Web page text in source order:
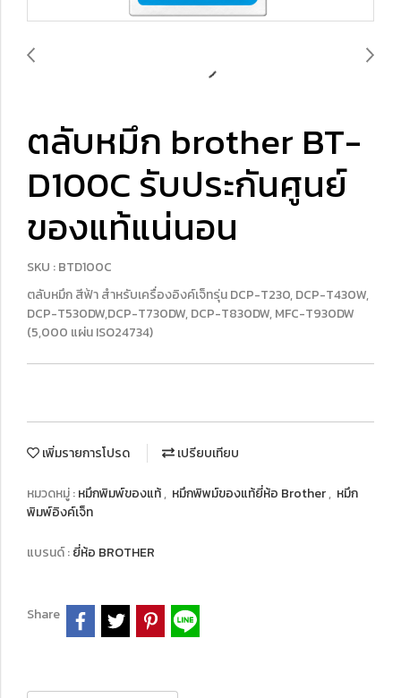
ตลับหมึก brother BT-
D100C รับประกันศูนย์
ของแท้แน่นอน
SKU : BTD100C
ตลับหมึก สีฟ้า สำหรับเครื่องอิงค์เจ็ทรุ่น DCP-T230, DCP-T430W,
DCP-T530DW,DCP-T730DW, DCP-T830DW, MFC-T930DW
(5,000 แผ่น ISO24734)
เพิ่มรายการโปรด เปรียบเทียบ
หมวดหมู่ :หมึกพิมพ์ของแท้, หมึกพิพม์ของแท้ยี่ห้อ Brother, หมึก
พิมพ์อิงค์เจ็ท
แบรนด์ :ยี่ห้อ BROTHER
Share